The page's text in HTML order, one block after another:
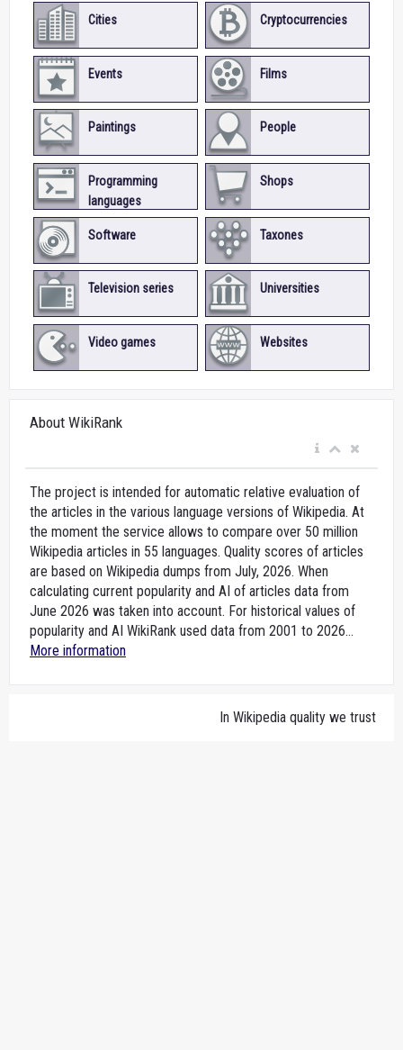
Cities Cryptocurrencies
Events Films
Paintings People
Programming
languages
Shops
Software Taxones
Television series Universities
Video games Websites
About WikiRank
The project is intended for automatic relative evaluation of
the articles in the various language versions of Wikipedia. At
the moment the service allows to compare over 50 million
Wikipedia articles in 55 languages. Quality scores of articles
are based on Wikipedia dumps from July, 2026. When
calculating current popularity and AI of articles data from
June 2026 was taken into account. For historical values of
popularity and AI WikiRank used data from 2001 to 2026...
More information
In Wikipedia quality we trust